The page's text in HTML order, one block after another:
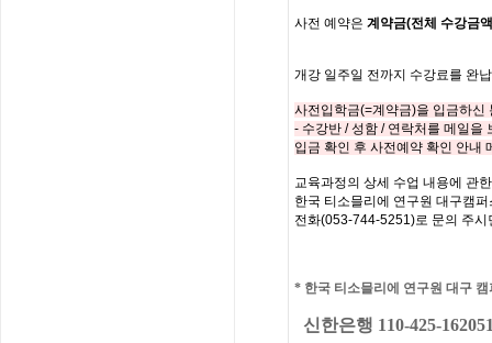
사전 예약은 계약금(전체 수강금
개강 일주일 전까지 수강료를 완
사전입학금(=계약금)을 입금하신
- 수강반 / 성함 / 연락처를 메일을
입금 확인 후 사전예약 확인 안내
교육과정의 상세 수업 내용에 관한
한국 티소믈리에 연구원 대구캠
전화(053-744-5251)로 문의 주시
* 한국 티소믈리에 연구원 대구
신한은행 110-425-